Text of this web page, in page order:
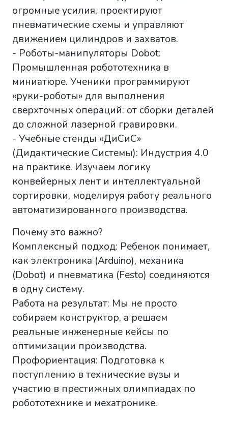
огромные усилия, проектируют
пневматические схемы и управляют
движением цилиндров и захватов.
- Роботы-манипуляторы Dobot:
Промышленная робототехника в
миниатюре. Ученики программируют
«руки-роботы» для выполнения
сверхточных операций: от сборки деталей
до сложной лазерной гравировки.
- Учебные стенды «ДиСиС»
(Дидактические Системы): Индустрия 4.0
на практике. Изучаем логику
конвейерных лент и интеллектуальной
сортировки, моделируя работу реального
автоматизированного производства.
Почему это важно?
Комплексный подход: Ребенок понимает,
как электроника (Arduino), механика
(Dobot) и пневматика (Festo) соединяются
в одну систему.
Работа на результат: Мы не просто
собираем конструктор, а решаем
реальные инженерные кейсы по
оптимизации производства.
Профориентация: Подготовка к
поступлению в технические вузы и
участию в престижных олимпиадах по
робототехнике и мехатронике.